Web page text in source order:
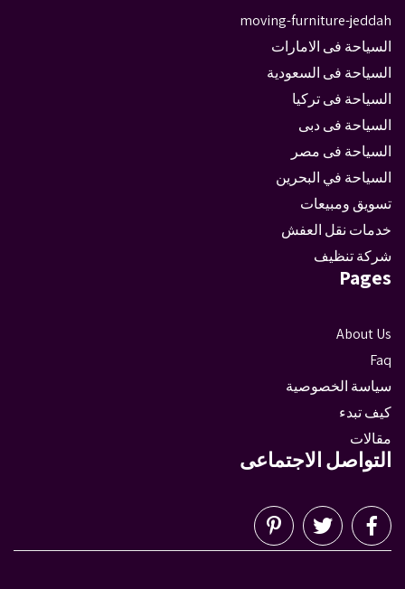
moving-furniture-jeddah
السياحة فى الامارات
السياحة فى السعودية
السياحة فى تركيا
السياحة فى دبى
السياحة فى مصر
السياحة في البحرين
تسويق ومبيعات
خدمات نقل العفش
شركة تنظيف
Pages
About Us
Faq
سياسة الخصوصية
كيف تبدء
مقالات
التواصل الاجتماعى